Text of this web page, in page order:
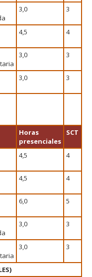
3,0 3
4,5 4
3,0 3
3,0 3
Horas
presenciales
SCT
4,5 4
4,5 4
6,0 5
3,0 3
3,0 3